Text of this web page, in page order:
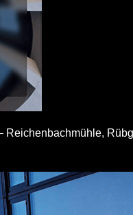
Reichenbachmühle,